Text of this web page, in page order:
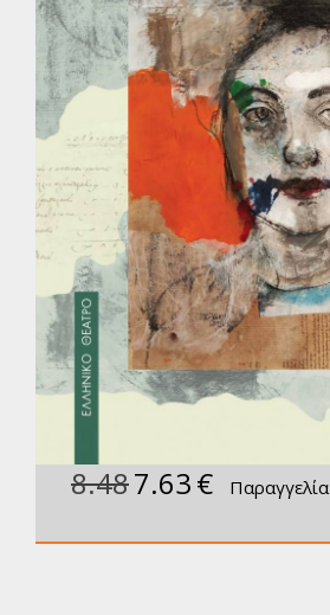
8.487.63€ Παραγγελία